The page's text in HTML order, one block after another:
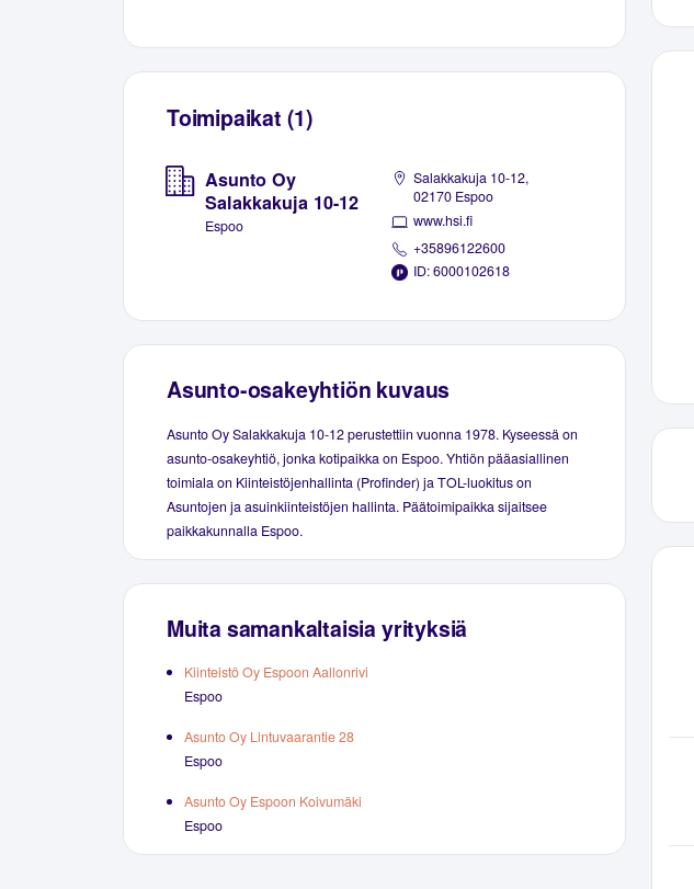
Toimipaikat (1)
Asunto Oy
Salakkakuja 10-12
Espoo
Salakkakuja 10-12,
02170 Espoo
www.hsi.fi
+35896122600
ID: 6000102618
Asunto-osakeyhtiön kuvaus
Asunto Oy Salakkakuja 10-12 perustettiin vuonna 1978. Kyseessä on
asunto-osakeyhtiö, jonka kotipaikka on Espoo. Yhtiön pääasiallinen
toimiala on Kiinteistöjenhallinta (Profinder) ja TOL-luokitus on
Asuntojen ja asuinkiinteistöjen hallinta. Päätoimipaikka sijaitsee
paikkakunnalla Espoo.
Muita samankaltaisia yrityksiä
Kiinteistö Oy Espoon Aallonrivi
Espoo
Asunto Oy Lintuvaarantie 28
Espoo
Asunto Oy Espoon Koivumäki
Espoo